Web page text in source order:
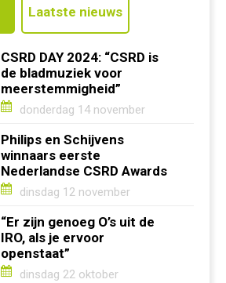
Laatste nieuws
CSRD DAY 2024: “CSRD is
de bladmuziek voor
meerstemmigheid”
donderdag 14 november
Philips en Schijvens
winnaars eerste
Nederlandse CSRD Awards
dinsdag 12 november
“Er zijn genoeg O’s uit de
IRO, als je ervoor
openstaat”
dinsdag 22 oktober